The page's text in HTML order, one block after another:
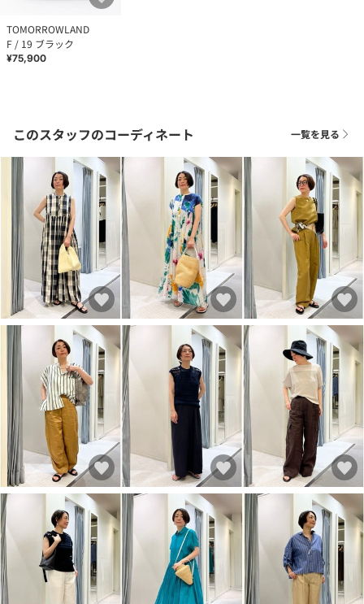
TOMORROWLAND
F / 19 ブラック
¥75,900
このスタッフのコーディネート 一覧を見る